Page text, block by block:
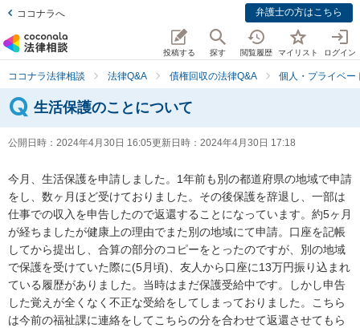
ココナラへ 弁護士の方はこちら
投稿する 探す 閲覧履歴 マイリスト ログイン
ココナラ法律相談 法律Q&A 債権回収の法律Q&A 個人・プライベー
生活保護のことについて
公開日時： 2024年4月30日 16:05更新日時： 2024年4月30日 17:18
今月、生活保護を申請しました。1年前も別の都道府県の地域で申請
をし、数ヶ月ほど受けておりました。その後保護を辞退し、一部は
仕事での収入を申告したので返還することになっています。約5ヶ月
が経ちましたが健康上の理由でまた別の地域にて申請。口座を記帳
してから提出し、合算の部分のコピーをとったのですが、別の地域
で保護を受けていた際に(5月頃)、友人から口座に13万円振り込まれ
ている履歴がありました。当時はまだ保護受給中です。しかし申告
した覚えが全くなく不正な受給をしてしまっておりました。こちら
は今前の福祉課に連絡をしてこちらの分を合わせて返還させてもら